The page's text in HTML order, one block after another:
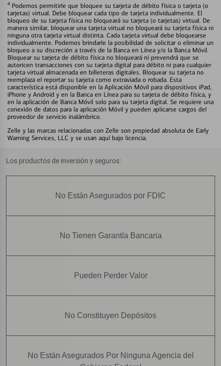
4 Podemos permitirle que bloquee su tarjeta de débito física o tarjeta (o
tarjetas) virtual. Debe bloquear cada tipo de tarjeta individualmente. El
bloqueo de su tarjeta física no bloqueará su tarjeta (o tarjetas) virtual. De
manera similar, bloquear una tarjeta virtual no bloqueará su tarjeta física ni
ninguna otra tarjeta virtual distinta. Cada tarjeta virtual debe bloquearse
individualmente. Podemos brindarle la posibilidad de solicitar o eliminar un
bloqueo a su discreción a través de la Banca en Línea y/o la Banca Móvil.
Bloquear su tarjeta de débito física no bloqueará ni prevendrá que se
autoricen transacciones con su tarjeta digital para débito ni para cualquier
tarjeta virtual almacenada en billeteras digitales. Bloquear su tarjeta no
reemplaza el reportar su tarjeta como extraviada o robada. Esta
característica está disponible en la Aplicación Móvil para dispositivos iPad,
iPhone y Android y en la Banca en Línea para su tarjeta de débito física, y
en la aplicación de Banca Móvil solo para su tarjeta digital. Se requiere una
conexión de datos para la aplicación Móvil y pueden aplicarse cargos del
proveedor de servicio inalámbrico.
Zelle y las marcas relacionadas con Zelle son propiedad absoluta de Early
Warning Services, LLC y se usan aquí bajo licencia.
Los productos de inversión y seguros:
No Están Asegurados por FDIC
No Tienen Garantía Bancaria
Pueden Perder Valor
No Constituyen Depósitos
No Están Asegurados Por Ninguna Agencia del